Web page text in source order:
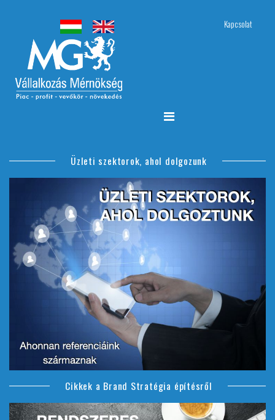
Kapcsolat
Üzleti szektorok, ahol dolgozunk
Cikkek a Brand Stratégia építésről